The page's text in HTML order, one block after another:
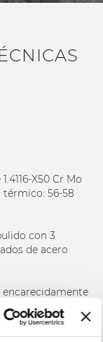
X50 Cr Mo
térmico: 56-58
con 3
de acero
en agua
la
y una